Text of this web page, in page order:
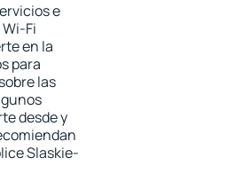
e
Fi
en la
para
las
desde y
Slaskie-